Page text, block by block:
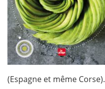
(Espagne et même Corse).